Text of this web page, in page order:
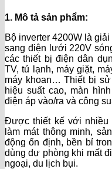
1. Mô tả sản phẩm:
Bộ inverter 4200W là
sang điện lưới 220V
các thiết bị điện dân
TV, tủ lạnh, máy giặt,
máy khoan… Thiết bị sử
hiệu suất cao, màn
điện áp vào/ra và công
Được thiết kế với nhiều
làm mát thông minh,
động ổn định, bền bỉ
dùng dự phòng khi mất
ngoại, du lịch bụi.